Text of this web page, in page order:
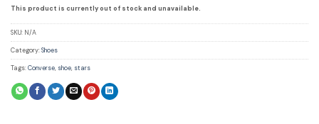
This product is currently out of stock and unavailable.
SKU: N/A
Category:Shoes
Tags:Converse, shoe, stars